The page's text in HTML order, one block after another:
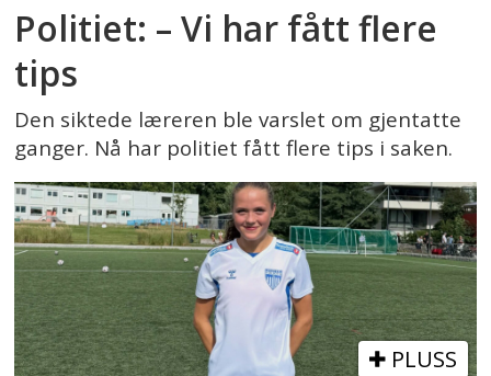
Politiet: – Vi har fått flere
tips
Den siktede læreren ble varslet om gjentatte
ganger. Nå har politiet fått flere tips i saken.
PLUSS